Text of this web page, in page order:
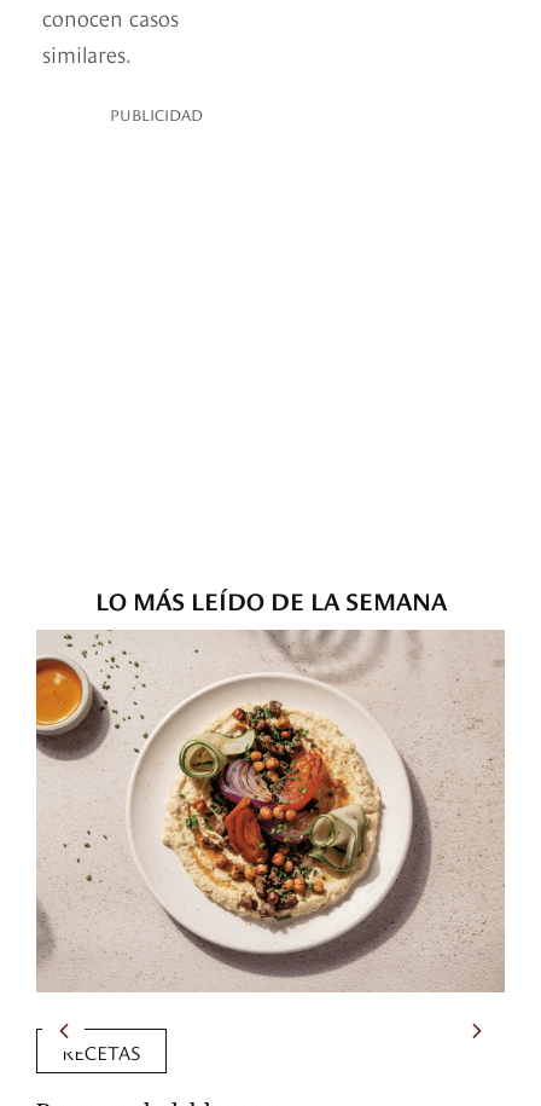
conocen casos
similares.
PUBLICIDAD
LO MÁS LEÍDO DE LA SEMANA
RECETAS